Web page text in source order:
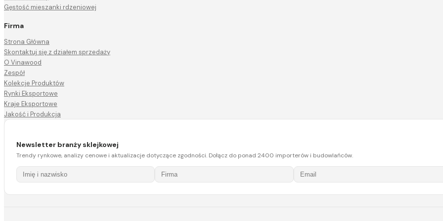
Gęstość mieszanki rdzeniowej
Firma
Strona Główna
Skontaktuj się z działem sprzedaży
O Vinawood
Zespół
Kolekcje Produktów
Rynki Eksportowe
Kraje Eksportowe
Jakość i Produkcja
Newsletter branży sklejkowej
Trendy rynkowe, analizy cenowe i aktualizacje dotyczące zgodności. Dołącz do ponad 2400 importerów i budowlańców.